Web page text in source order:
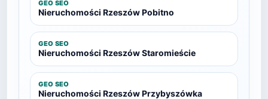
GEO SEO
Nieruchomości Rzeszów Pobitno
GEO SEO
Nieruchomości Rzeszów Staromieście
GEO SEO
Nieruchomości Rzeszów Przybyszówka